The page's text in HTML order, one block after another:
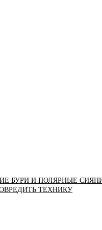
БУРИ И ПОЛЯРНЫЕ
ТЕХНИКУ